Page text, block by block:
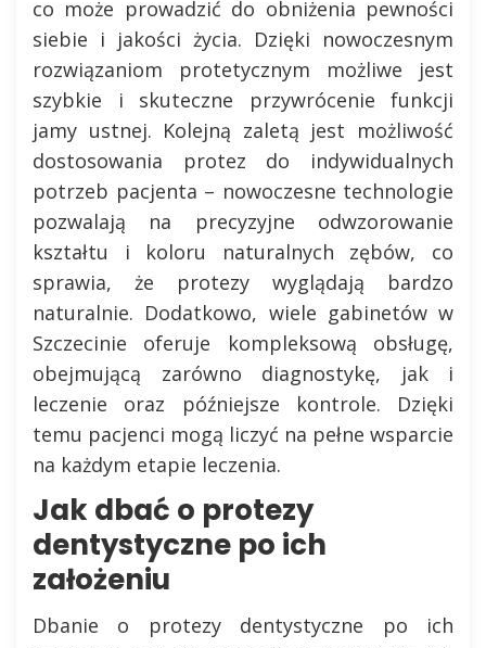
co może prowadzić do obniżenia pewności
siebie i jakości życia. Dzięki nowoczesnym
rozwiązaniom protetycznym możliwe jest
szybkie i skuteczne przywrócenie funkcji
jamy ustnej. Kolejną zaletą jest możliwość
dostosowania protez do indywidualnych
potrzeb pacjenta – nowoczesne technologie
pozwalają na precyzyjne odwzorowanie
kształtu i koloru naturalnych zębów, co
sprawia, że protezy wyglądają bardzo
naturalnie. Dodatkowo, wiele gabinetów w
Szczecinie oferuje kompleksową obsługę,
obejmującą zarówno diagnostykę, jak i
leczenie oraz późniejsze kontrole. Dzięki
temu pacjenci mogą liczyć na pełne wsparcie
na każdym etapie leczenia.
Jak dbać o protezy
dentystyczne po ich
założeniu
Dbanie o protezy dentystyczne po ich